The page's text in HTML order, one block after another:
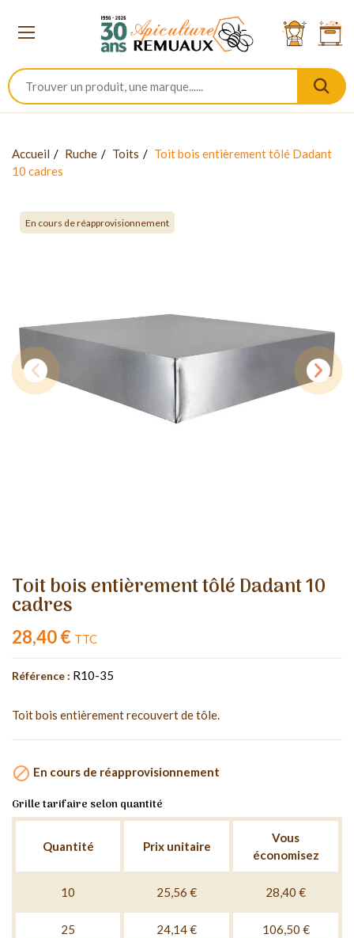
Accueil Ruche Toits
Toit bois entièrement tôlé Dadant
10 cadres
En cours de réapprovisionnement
Toit bois entièrement tôlé Dadant 10
cadres
28,40 € TTC
Référence : R10-35
Toit bois entièrement recouvert de tôle.
 En cours de réapprovisionnement
Grille tarifaire selon quantité
Quantité Prix unitaire
Vous
économisez
10 25,56 € 28,40 €
25 24,14 € 106,50 €